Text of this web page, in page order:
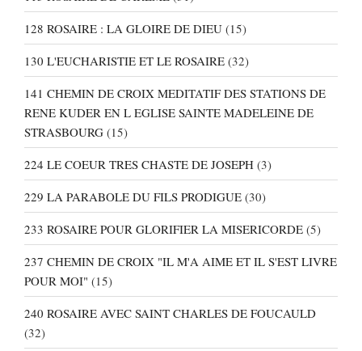
128 ROSAIRE : LA GLOIRE DE DIEU (15)
130 L'EUCHARISTIE ET LE ROSAIRE (32)
141 CHEMIN DE CROIX MEDITATIF DES STATIONS DE
RENE KUDER EN L EGLISE SAINTE MADELEINE DE
STRASBOURG (15)
224 LE COEUR TRES CHASTE DE JOSEPH (3)
229 LA PARABOLE DU FILS PRODIGUE (30)
233 ROSAIRE POUR GLORIFIER LA MISERICORDE (5)
237 CHEMIN DE CROIX "IL M'A AIME ET IL S'EST LIVRE
POUR MOI" (15)
240 ROSAIRE AVEC SAINT CHARLES DE FOUCAULD
(32)